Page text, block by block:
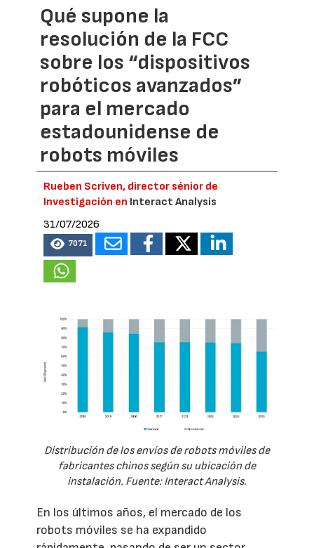
Qué supone la
resolución de la FCC
sobre los “dispositivos
robóticos avanzados”
para el mercado
estadounidense de
robots móviles
Rueben Scriven, director sénior de
Investigación en Interact Analysis
31/07/2026
7071
Distribución de los envíos de robots móviles de
fabricantes chinos según su ubicación de
instalación. Fuente: Interact Analysis.
En los últimos años, el mercado de los
robots móviles se ha expandido